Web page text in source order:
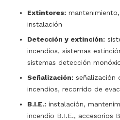
Extintores:
instalación
Detección y extinción:
incendios, sistemas
sistemas detección
Señalización: señalización
incendios, recorrido de
B.I.E.: instalación,
incendio B.I.E., accesorios